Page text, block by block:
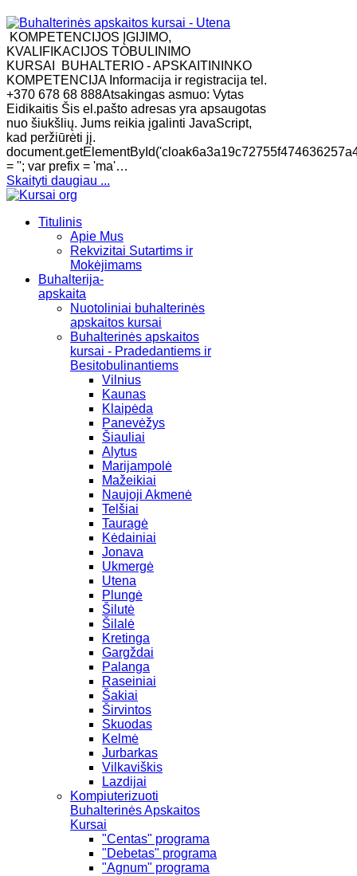
KOMPETENCIJOS ĮGIJIMO,
KVALIFIKACIJOS TOBULINIMO
KURSAI BUHALTERIO - APSKAITININKO
KOMPETENCIJA Informacija ir registracija tel.
+370 678 68 888Atsakingas asmuo: Vytas
Eidikaitis Šis el.pašto adresas yra apsaugotas
nuo šiukšlių. Jums reikia įgalinti JavaScript,
kad peržiūrėti jį.
= ''; var prefix = 'ma'…
Skaityti daugiau ...
Titulinis
Apie Mus
Rekvizitai Sutartims ir
Mokėjimams
Buhalterija-
apskaita
Nuotoliniai buhalterinės
apskaitos kursai
Buhalterinės apskaitos
kursai - Pradedantiems ir
Besitobulinantiems
Vilnius
Kaunas
Klaipėda
Panevėžys
Šiauliai
Alytus
Marijampolė
Mažeikiai
Naujoji Akmenė
Telšiai
Tauragė
Kėdainiai
Jonava
Ukmergė
Utena
Plungė
Šilutė
Šilalė
Kretinga
Gargždai
Palanga
Raseiniai
Šakiai
Širvintos
Skuodas
Kelmė
Jurbarkas
Vilkaviškis
Lazdijai
Kompiuterizuoti
Buhalterinės Apskaitos
Kursai
"Centas" programa
"Debetas" programa
"Agnum" programa